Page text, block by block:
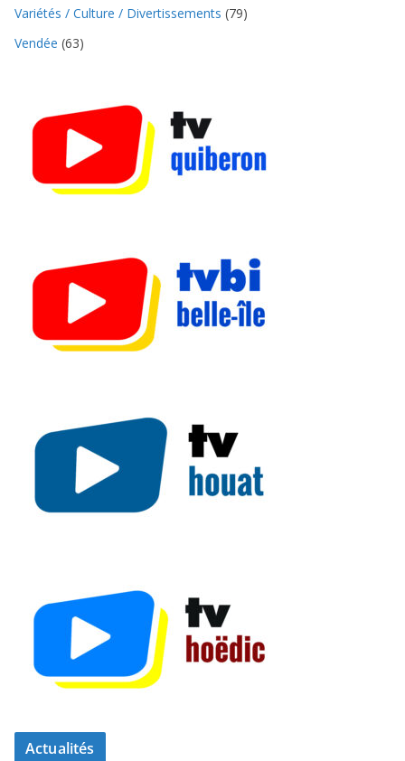
Variétés / Culture / Divertissements (79)
Vendée (63)
Actualités